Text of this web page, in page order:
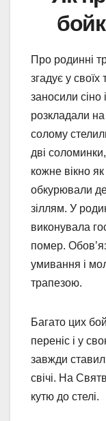
Про родинні
згадує у
заносили сіно
розкладали на
солому
дві
кожне вікно
обкурювали
зіллям. У
виконувала
помер.
умивання і
трапезою.
Багато цих
переніс і у
завжди
свічі. На
кутю до стелі.